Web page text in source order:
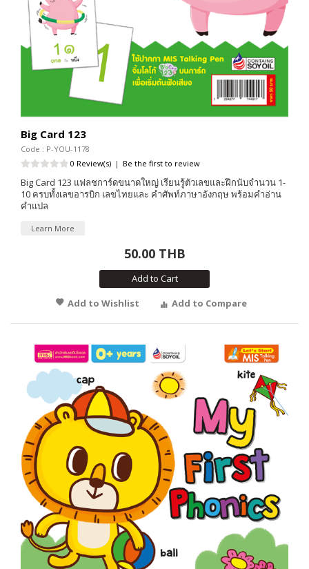
Big Card 123
Code : P-YOU-1178
0 Review(s) | Be the first to review
Big Card 123 แฟลชการ์ดขนาดใหญ่ เรียนรู้ตัวเลขและฝึกนับจำนวน 1-
10 ครบทั้งเลขอารบิก เลขไทยและ คำศัพท์ภาษาอังกฤษ พร้อมคำอ่าน
คำแปล
Learn More
50.00 THB
Add to Cart
Add to Wishlist
Add to Compare